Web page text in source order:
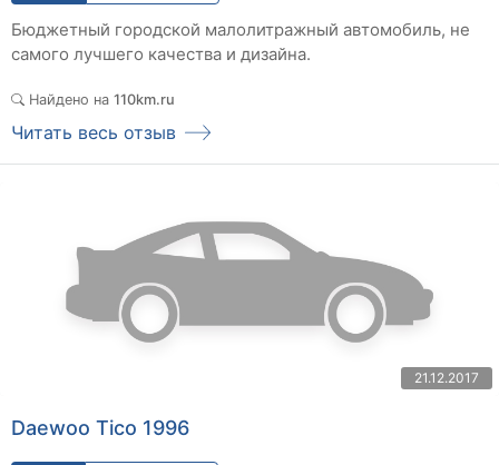
Бюджетный городской малолитражный автомобиль, не
самого лучшего качества и дизайна.
Найдено на 110km.ru
Читать весь отзыв
21.12.2017
Daewoo Tico 1996